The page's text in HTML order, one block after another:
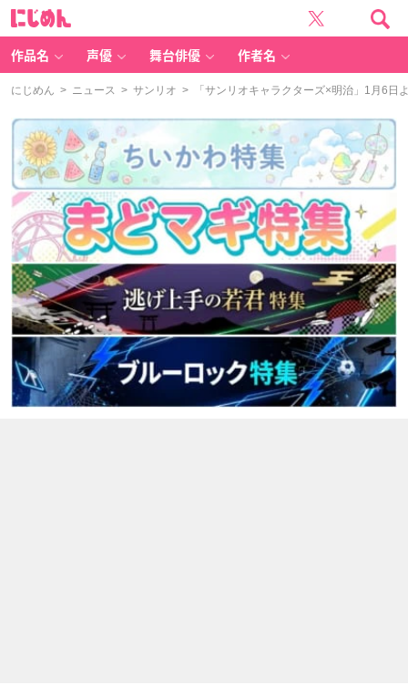
作品名 声優 舞台俳優 作者名
にじめん > ニュース > サンリオ > 「サンリオキャラクターズ×明治」1月6日